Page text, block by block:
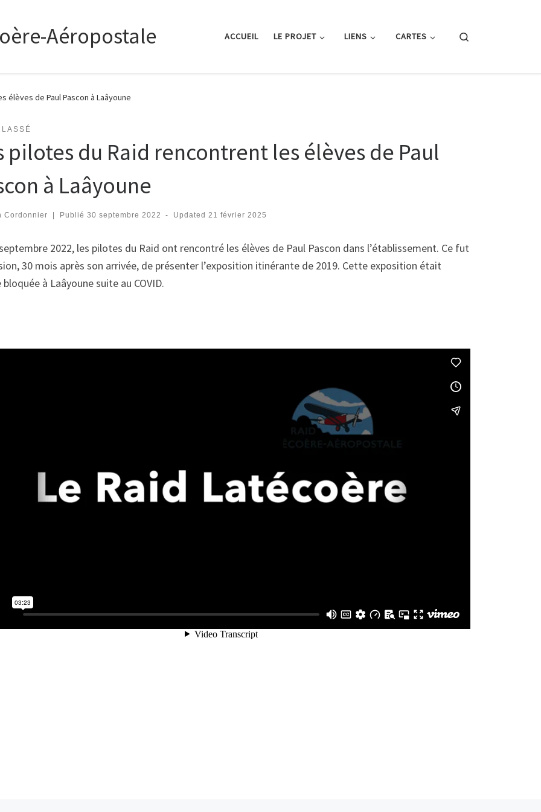
Aéropostale ACCUEIL LE PROJET LIENS CARTES
élèves de Paul Pascon à Laâyoune
pilotes du Raid rencontrent les élèves de Paul
à Laâyoune
Cordonnier | Publié 30 septembre 2022 - Updated 21 février 2025
2022, les pilotes du Raid ont rencontré les élèves de Paul Pascon dans l’établissement. Ce fut
30 mois après son arrivée, de présenter l’exposition itinérante de 2019. Cette exposition était
à Laâyoune suite au COVID.